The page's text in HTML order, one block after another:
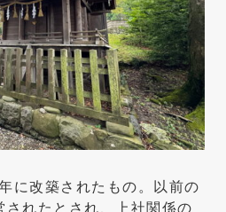
に改築されたもの。以前の
されたとされ、上社関係の